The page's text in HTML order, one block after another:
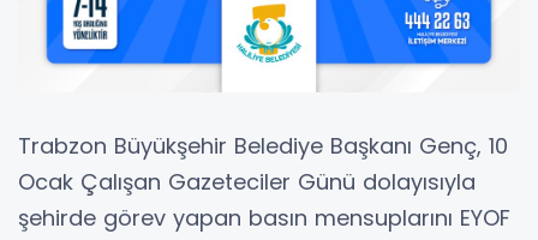
Trabzon Büyükşehir Belediye Başkanı Genç, 10
Ocak Çalışan Gazeteciler Günü dolayısıyla
şehirde görev yapan basın mensuplarını EYOF